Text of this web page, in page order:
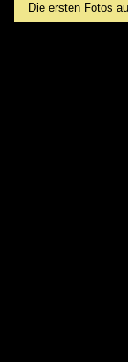
Die ersten Fotos